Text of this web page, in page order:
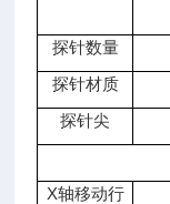
探针数量
探针材质
探针尖
X轴移动行